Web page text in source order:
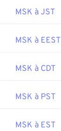
MSK à JST
MSK à EEST
MSK à CDT
MSK à PST
MSK à EST